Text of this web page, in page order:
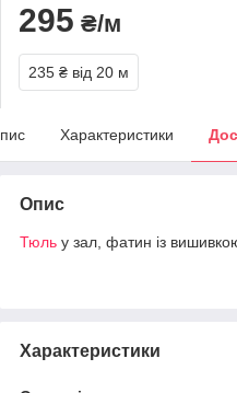
295 ₴/м
235 ₴ від 20 м
Характеристики
Опис
Тюль у зал, фатин із
Характеристики